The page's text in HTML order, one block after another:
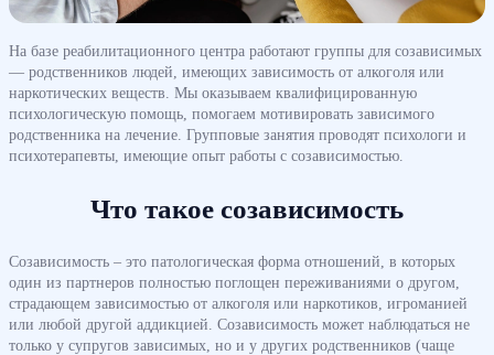
На базе реабилитационного центра работают группы для созависимых
— родственников людей, имеющих зависимость от алкоголя или
наркотических веществ. Мы оказываем квалифицированную
психологическую помощь, помогаем мотивировать зависимого
родственника на лечение. Групповые занятия проводят психологи и
психотерапевты, имеющие опыт работы с созависимостью.
Что такое созависимость
Созависимость – это патологическая форма отношений, в которых
один из партнеров полностью поглощен переживаниями о другом,
страдающем зависимостью от алкоголя или наркотиков, игроманией
или любой другой аддикцией. Созависимость может наблюдаться не
только у супругов зависимых, но и у других родственников (чаще